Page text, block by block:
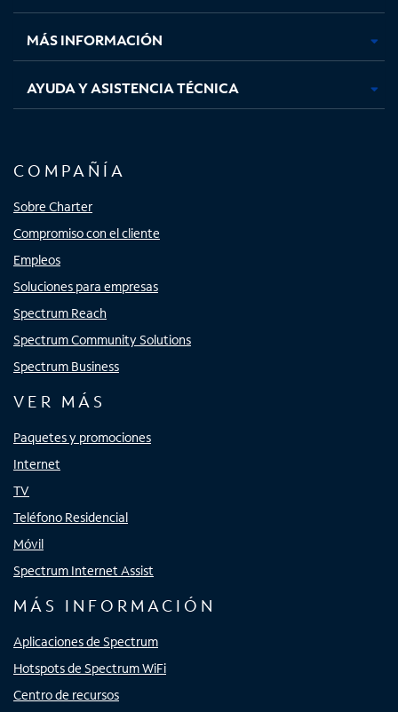
nuevanuevanuevanueva
MÁS INFORMACIÓN
AYUDA Y ASISTENCIA TÉCNICA
COMPAÑÍA
Sobre Charter
Compromiso con el cliente
Empleos
Soluciones para empresas
Spectrum Reach
Spectrum Community Solutions
Spectrum Business
VER MÁS
Paquetes y promociones
Internet
TV
Teléfono Residencial
Móvil
Spectrum Internet Assist
MÁS INFORMACIÓN
Aplicaciones de Spectrum
Hotspots de Spectrum WiFi
Centro de recursos